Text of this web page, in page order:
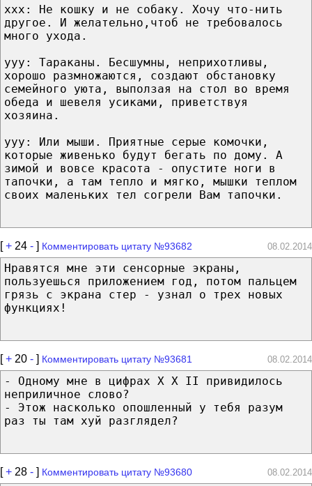
xxx: Не кошку и не собаку. Хочу что-нить
другое. И желательно,чтоб не требовалось
много ухода.
yyy: Тараканы. Бесшумны, неприхотливы,
хорошо размножаются, создают обстановку
семейного уюта, выползая на стол во время
обеда и шевеля усиками, приветствуя
хозяина.
yyy: Или мыши. Приятные серые комочки,
которые живенько будут бегать по дому. А
зимой и вовсе красота - опустите ноги в
тапочки, а там тепло и мягко, мышки теплом
своих маленьких тел согрели Вам тапочки.
[+ 24 - ] Комментировать цитату №93682 08.02.2014
Нравятся мне эти сенсорные экраны,
пользуешься приложением год, потом пальцем
грязь с экрана стер - узнал о трех новых
функциях!
[+ 20 - ] Комментировать цитату №93681 08.02.2014
- Одному мне в цифрах X X II привидилось
неприличное слово?
- Этож насколько опошленный у тебя разум
раз ты там хуй разглядел?
[+ 28 - ] Комментировать цитату №93680 08.02.2014